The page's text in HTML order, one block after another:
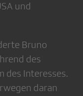
und
Bruno
des
des Interesses.
daran